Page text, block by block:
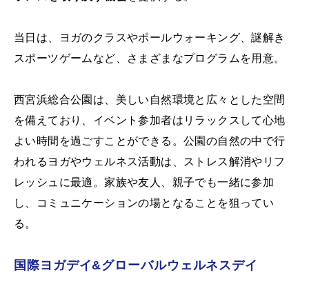
当日は、ヨガのクラスやポールウォーキング、謎解き
スポーツゲームなど、さまざまなプログラムを用意。
西宮浜総合公園は、美しい自然環境と広々とした空間
を備えており、イベント参加者はリラックスして心地
よい時間を過ごすことができる。公園の自然の中で行
われるヨガやウェルネス活動は、ストレス解消やリフ
レッシュに最適。家族や友人、親子でも一緒に参加
し、コミュニケーションの場となることを狙ってい
る。
国際ヨガデイ&グローバルウェルネスデイ